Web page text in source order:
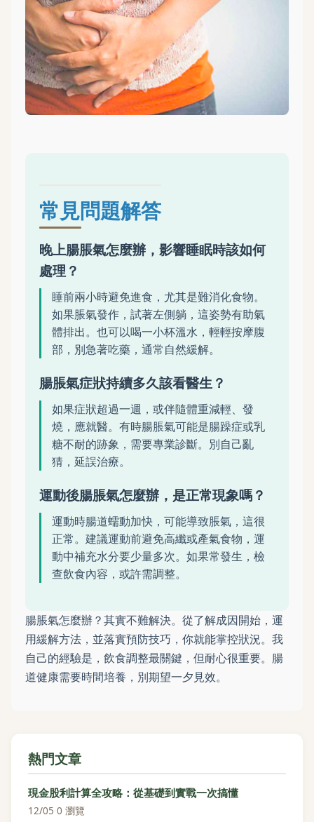
常見問題解答
晚上腸脹氣怎麼辦，影響睡眠時該如何
處理？
睡前兩小時避免進食，尤其是難消化食物。
如果脹氣發作，試著左側躺，這姿勢有助氣
體排出。也可以喝一小杯溫水，輕輕按摩腹
部，別急著吃藥，通常自然緩解。
腸脹氣症狀持續多久該看醫生？
如果症狀超過一週，或伴隨體重減輕、發
燒，應就醫。有時腸脹氣可能是腸躁症或乳
糖不耐的跡象，需要專業診斷。別自己亂
猜，延誤治療。
運動後腸脹氣怎麼辦，是正常現象嗎？
運動時腸道蠕動加快，可能導致脹氣，這很
正常。建議運動前避免高纖或產氣食物，運
動中補充水分要少量多次。如果常發生，檢
查飲食內容，或許需調整。
腸脹氣怎麼辦？其實不難解決。從了解成因開始，運
用緩解方法，並落實預防技巧，你就能掌控狀況。我
自己的經驗是，飲食調整最關鍵，但耐心很重要。腸
道健康需要時間培養，別期望一夕見效。
熱門文章
現金股利計算全攻略：從基礎到實戰一次搞懂
12/05·0 瀏覽